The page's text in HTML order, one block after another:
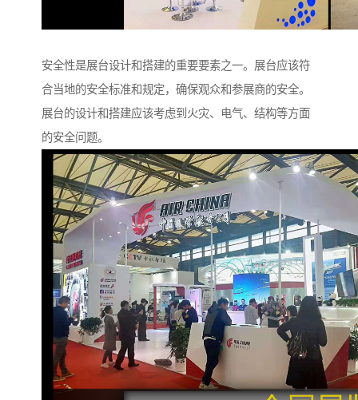
安全性是展台设计和搭建的重要要素之一。展台应该符
合当地的安全标准和规定，确保观众和参展商的安全。
展台的设计和搭建应该考虑到火灾、电气、结构等方面
的安全问题。